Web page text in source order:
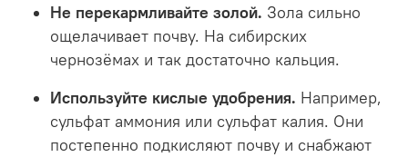
Не перекармливайте золой. Зола сильно
ощелачивает почву. На сибирских
чернозёмах и так достаточно кальция.
Используйте кислые удобрения. Например,
сульфат аммония или сульфат калия. Они
постепенно подкисляют почву и снабжают